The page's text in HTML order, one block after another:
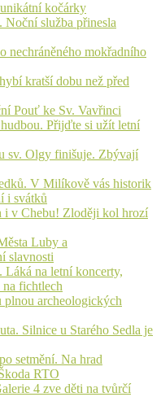
kočárky
Noční služba přinesla
nechráněného mokřadního
kratší dobu než před
Pouť ke Sv. Vavřinci
Přijďte si užít letní
sv. Olgy finišuje. Zbývají
V Milíkově vás historik
i svátků
i v Chebu! Zloději kol hrozí
Luby a
slavnosti
na letní koncerty,
na fichtlech
plnou archeologických
Silnice u Starého Sedla je
setmění. Na hrad
RTO
4 zve děti na tvůrčí